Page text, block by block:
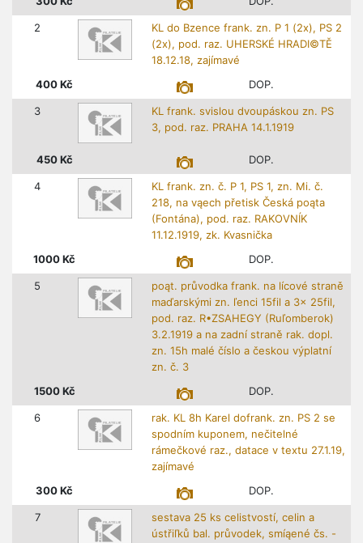
2
KL do Bzence frank. zn. P 1 (2x), PS 2
(2x), pod. raz. UHERSKÉ HRADI©TĚ
18.12.18, zajímavé
400 Kč DOP.
3
KL frank. svislou dvoupáskou zn. PS
3, pod. raz. PRAHA 14.1.1919
450 Kč DOP.
4
KL frank. zn. č. P 1, PS 1, zn. Mi. č.
218, na vąech přetisk Česká poąta
(Fontána), pod. raz. RAKOVNÍK
11.12.1919, zk. Kvasnička
1000 Kč DOP.
5
poąt. průvodka frank. na lícové straně
maďarskými zn. ľenci 15fil a 3x 25fil,
pod. raz. R•ZSAHEGY (Ruľomberok)
3.2.1919 a na zadní straně rak. dopl.
zn. 15h malé číslo a českou výplatní
zn. č. 3
1500 Kč DOP.
6
rak. KL 8h Karel dofrank. zn. PS 2 se
spodním kuponem, nečitelné
rámečkové raz., datace v textu 27.1.19,
zajímavé
300 Kč DOP.
7
sestava 25 ks celistvostí, celin a
ústřiľků bal. průvodek, smíąené čs. -